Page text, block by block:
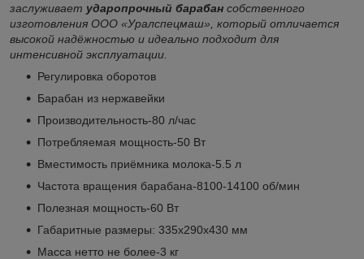
заслуживает ударопрочный барабан собственного
изготовления ООО «Уралспецмаш», который отличается
высокой надёжностью и идеально подходит для
интенсивной эксплуатации.
Регулировка оборотов
Барабан из нержавейки
Производительность-80 л/час
Потребляемая мощность-50 Вт
Вместимость приёмника молока-5.5 л
Частота вращения барабана-8100-14100 об/мин
Полезная мощность-60 Вт
Габаритные размеры: 335х290х430 мм
Масса нетто не более-3 кг